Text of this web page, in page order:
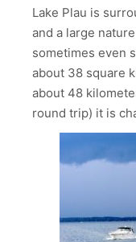
Lake Plau is
and a large
sometimes even
about 38 square
about 48
round trip) it is